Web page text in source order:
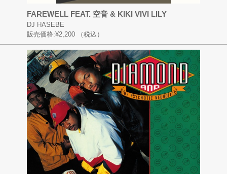
FAREWELL FEAT. 空音 & KIKI VIVI LILY
DJ HASEBE
販売価格:¥2,200 （税込）